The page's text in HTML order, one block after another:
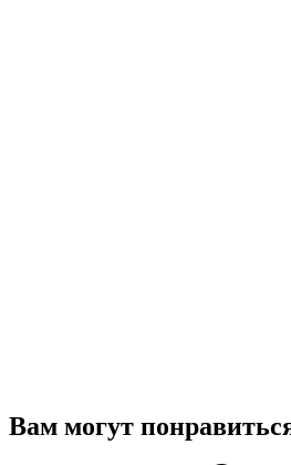
Вам могут